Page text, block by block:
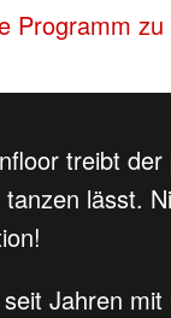
Programm zu
treibt der
lässt.
Jahren